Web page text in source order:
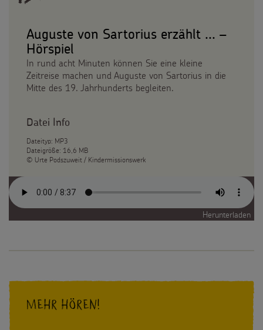
Auguste von Sartorius erzählt ... –
Hörspiel
In rund acht Minuten können Sie eine kleine
Zeitreise machen und Auguste von Sartorius in die
Mitte des 19. Jahrhunderts begleiten.
Datei Info
Dateityp: MP3
Dateigröße: 16,6 MB
© Urte Podszuweit / Kindermissionswerk
Herunterladen
Mehr hören!